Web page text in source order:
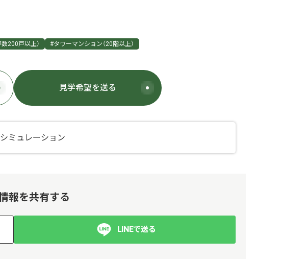
200戸以上） #タワーマンション（20階以上）
見学希望を送る
ミュレーション
報を共有する
LINEで送る